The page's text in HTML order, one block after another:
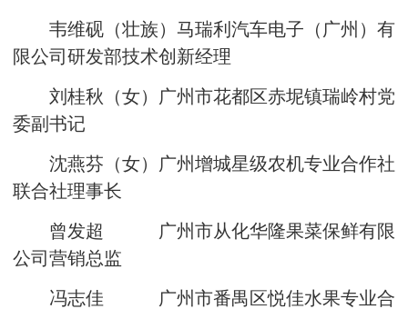
韦维砚（壮族）马瑞利汽车电子（广州）有
限公司研发部技术创新经理
刘桂秋（女）广州市花都区赤坭镇瑞岭村党
委副书记
沈燕芬（女）广州增城星级农机专业合作社
联合社理事长
曾发超 广州市从化华隆果菜保鲜有限
公司营销总监
冯志佳 广州市番禺区悦佳水果专业合